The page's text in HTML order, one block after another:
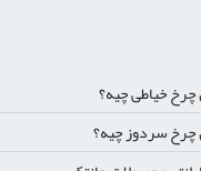
خیاطی چیه؟
سردوز چیه؟